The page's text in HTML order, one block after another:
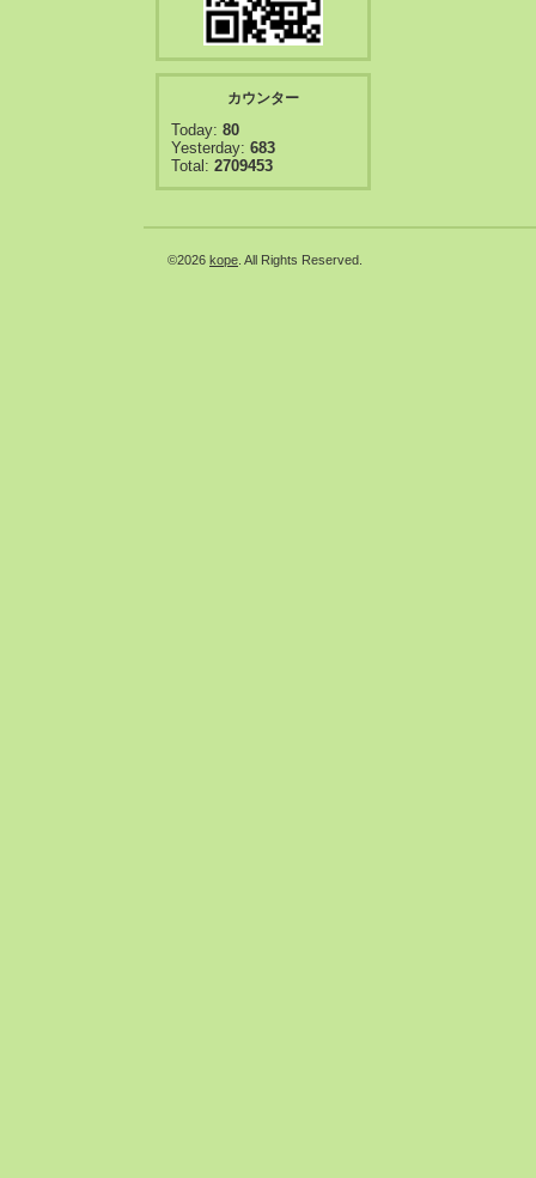
カウンター
Today: 80
Yesterday: 683
Total: 2709453
©2026 kope . All Rights Reserved.